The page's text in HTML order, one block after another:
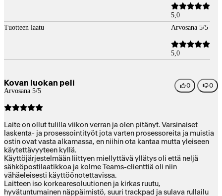
5,0
Tuotteen laatu
Arvosana 5/5
5,0
Kovan luokan peli
Arvosana 5/5
0 0
Laite on ollut tulilla viikon verran ja olen pitänyt. Varsinaiset
laskenta- ja prosessointityöt jota varten prosessoreita ja muistia
ostin ovat vasta alkamassa, en niihin ota kantaa mutta yleiseen
käytettävyyteen kyllä.
Käyttöjärjestelmään liittyen miellyttävä yllätys oli että neljä
sähköpostilaatikkoa ja kolme Teams-clienttiä oli niin
vähäeleisesti käyttöönotettavissa.
Laitteen iso korkearesoluutionen ja kirkas ruutu,
hyvätuntumainen näppäimistö, suuri trackpad ja sulava rullailu